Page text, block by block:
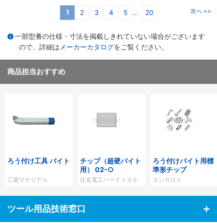
1 2 3 4 5 ... 20 次へ >>
一部型番の仕様・寸法を掲載しきれていない場合がございます
ので、詳細は メーカーカタログをご覧ください。
商品担当おすすめ
ろう付け工具 バイト
三菱マテリアル
チップ（超硬バイト
用） 02-○
住友電工ハードメタル
ろう付けバイト用標
準形チップ
タンガロイ
ツール用品技術窓口